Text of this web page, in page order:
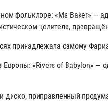
фольклоре: «Ma Baker» —
целителе,
принадлежала самому
Европы: «Rivers of Babylon» —
приправленный